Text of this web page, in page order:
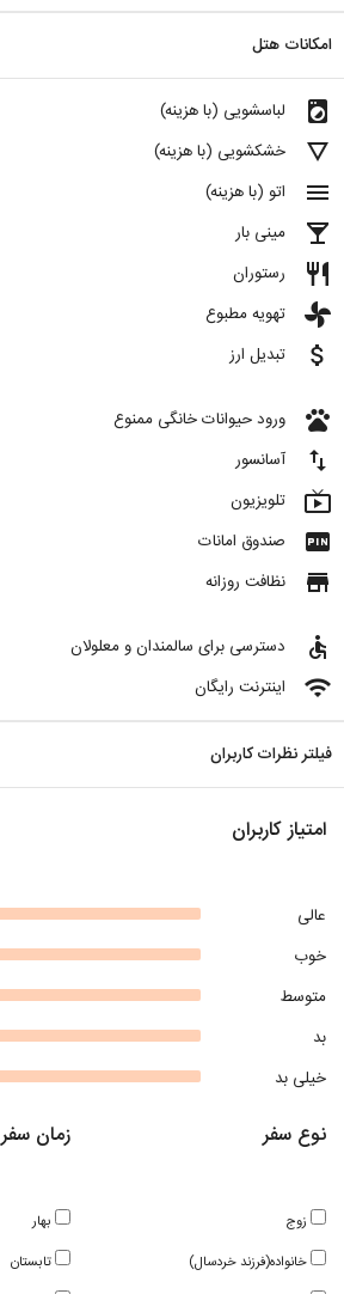
امکانات هتل
local_laundry_service لباسشویی (با هزینه)
details خشکشویی (با هزینه)
menu اتو (با هزینه)
local_bar مینی بار
restaurant رستوران
toys تهویه مطبوع
attach_money تبدیل ارز
pets ورود حیوانات خانگی ممنوع
import_export آسانسور
live_tv تلویزیون
fiber_pin صندوق امانات
store نظافت روزانه
accessible دسترسی برای سالمندان و معلولان
wifi اینترنت رایگان
فیلتر نظرات کاربران
امتیاز کاربران
عالی
خوب
متوسط
بد
خیلی بد
زمان سفر
بهار
تابستان
نوع سفر
زوج
خانواده(فرزند خردسال)